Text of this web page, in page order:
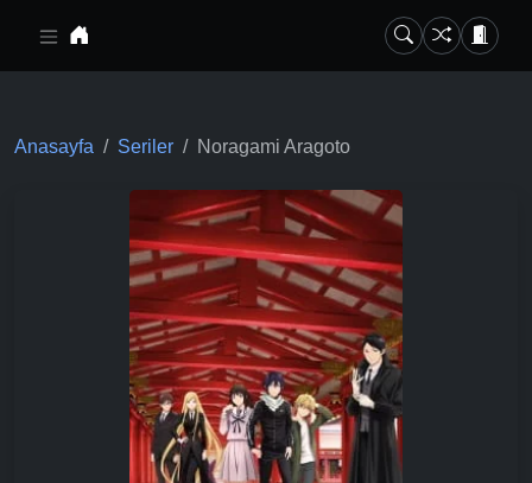
Anasayfa Seriler Noragami Aragoto